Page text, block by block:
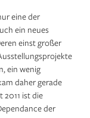
eine der
ein neues
einst großer
ein wenig
daher gerade
2011 ist die
der